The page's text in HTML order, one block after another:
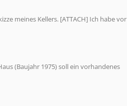
meines Kellers. [ATTACH] Ich habe vor
(Baujahr 1975) soll ein vorhandenes